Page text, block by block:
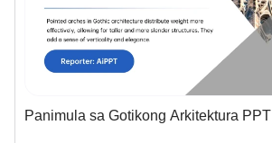
Panimula sa Gotikong Arkitektura PPT